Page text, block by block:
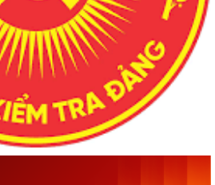
cáo đánh giá tác động môi trường